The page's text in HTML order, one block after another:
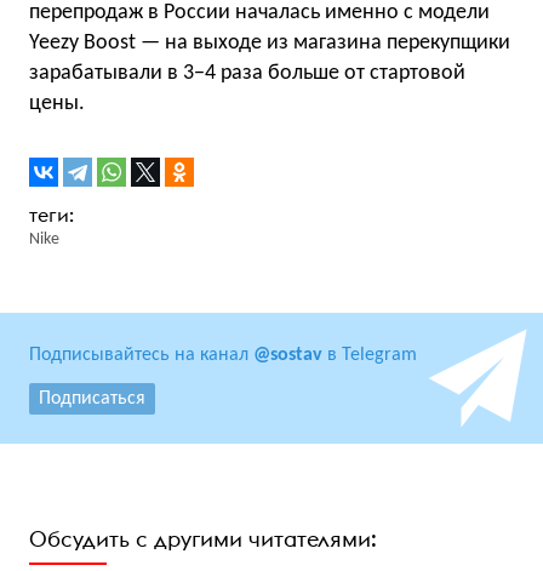
перепродаж в России началась именно с модели
Yeezy Boost — на выходе из магазина перекупщики
зарабатывали в 3−4 раза больше от стартовой
цены.
Nike
Подписывайтесь на канал @sostav в Telegram
Подписаться
Обсудить с другими читателями: